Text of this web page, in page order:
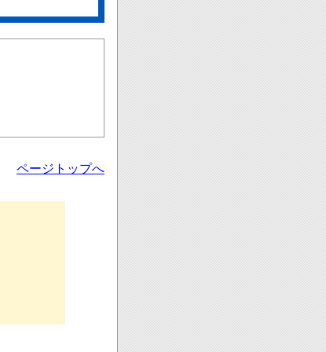
ページトップへ